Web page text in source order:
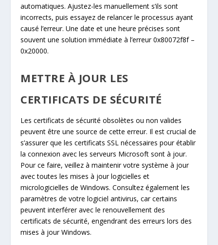
automatiques. Ajustez-les manuellement s’ils sont
incorrects, puis essayez de relancer le processus ayant
causé l’erreur. Une date et une heure précises sont
souvent une solution immédiate à l’erreur 0x80072f8f –
0x20000.
METTRE À JOUR LES
CERTIFICATS DE SÉCURITÉ
Les certificats de sécurité obsolètes ou non valides
peuvent être une source de cette erreur. Il est crucial de
s’assurer que les certificats SSL nécessaires pour établir
la connexion avec les serveurs Microsoft sont à jour.
Pour ce faire, veillez à maintenir votre système à jour
avec toutes les mises à jour logicielles et
micrologicielles de Windows. Consultez également les
paramètres de votre logiciel antivirus, car certains
peuvent interférer avec le renouvellement des
certificats de sécurité, engendrant des erreurs lors des
mises à jour Windows.